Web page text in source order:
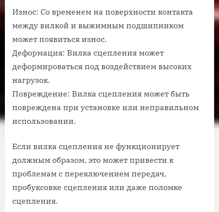
Износ: Со временем на поверхности контакта
между вилкой и выжимным подшипником
может появиться износ.
Деформация: Вилка сцепления может
деформироваться под воздействием высоких
нагрузок.
Повреждение: Вилка сцепления может быть
повреждена при установке или неправильном
использовании.
Если вилка сцепления не функционирует
должным образом, это может привести к
проблемам с переключением передач,
пробуксовке сцепления или даже поломке
сцепления.